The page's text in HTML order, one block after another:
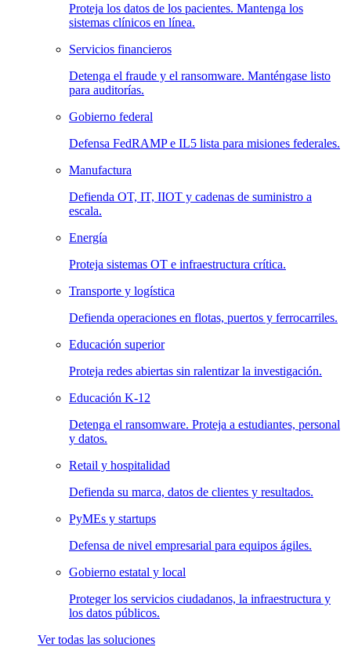
Proteja los datos de los pacientes. Mantenga los
sistemas clínicos en línea.
Servicios financieros
Detenga el fraude y el ransomware. Manténgase listo
para auditorías.
Gobierno federal
Defensa FedRAMP e IL5 lista para misiones federales.
Manufactura
Defienda OT, IT, IIOT y cadenas de suministro a
escala.
Energía
Proteja sistemas OT e infraestructura crítica.
Transporte y logística
Defienda operaciones en flotas, puertos y ferrocarriles.
Educación superior
Proteja redes abiertas sin ralentizar la investigación.
Educación K-12
Detenga el ransomware. Proteja a estudiantes, personal
y datos.
Retail y hospitalidad
Defienda su marca, datos de clientes y resultados.
PyMEs y startups
Defensa de nivel empresarial para equipos ágiles.
Gobierno estatal y local
Proteger los servicios ciudadanos, la infraestructura y
los datos públicos.
Ver todas las soluciones